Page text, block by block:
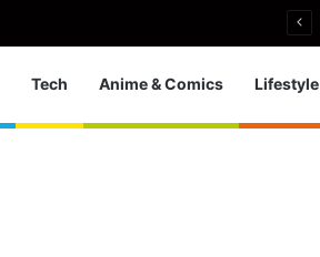
(Afterhours Mix)
Tech Anime & Comics Lifestyle